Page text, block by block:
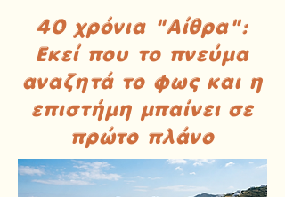
40 χρόνια "Αίθρα":
Εκεί που το πνεύμα
αναζητά το φως και η
επιστήμη μπαίνει σε
πρώτο πλάνο